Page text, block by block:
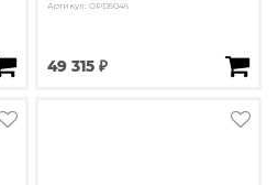
Артикул: OPD5046
49 315 ₽